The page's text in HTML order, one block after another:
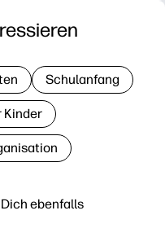
ebenfalls
Schulanfang
Kinder